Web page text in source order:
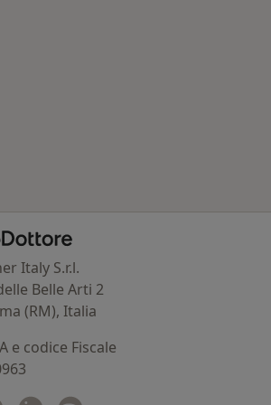
Homepage
Italy S.r.l.
Belle Arti 2
(RM), Italia
e codice Fiscale